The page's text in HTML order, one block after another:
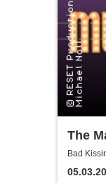
The
Bad